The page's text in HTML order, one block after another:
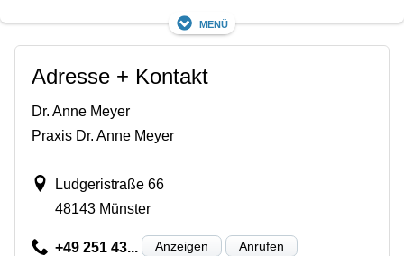
Menü
Adresse + Kontakt
Dr. Anne Meyer
Praxis Dr. Anne Meyer
Ludgeristraße 66
48143 Münster
+49 251 43... Anzeigen Anrufen